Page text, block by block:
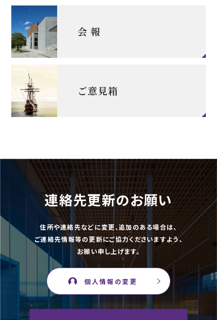
会 報
ご意見箱
連絡先更新のお願い
住所や連絡先などに変更、追加のある場合は、
ご連絡先情報等の更新にご協力くださいますよう、
お願い申し上げます。
個人情報の変更